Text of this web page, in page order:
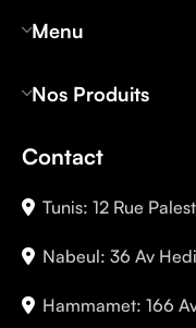
Menu
Nos Produits
Contact
Tunis: 12 Rue
Nabeul: 36 Av
Hammamet: 166